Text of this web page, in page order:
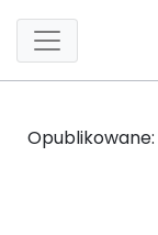
Opublikowane: